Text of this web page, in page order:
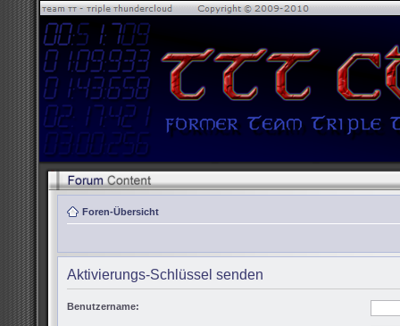
Foren-Übersicht
Aktivierungs-Schlüssel senden
Benutzername: